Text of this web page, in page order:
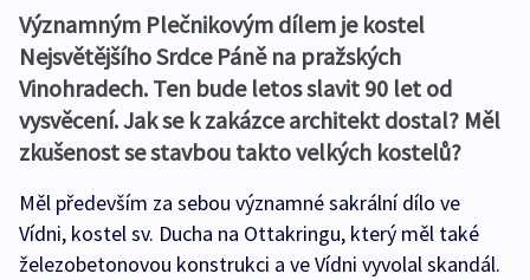
Významným Plečnikovým dílem je kostel
Nejsvětějšího Srdce Páně na pražských
Vinohradech. Ten bude letos slavit 90 let od
vysvěcení. Jak se k zakázce architekt dostal? Měl
zkušenost se stavbou takto velkých kostelů?
Měl především za sebou významné sakrální dílo ve
Vídni, kostel sv. Ducha na Ottakringu, který měl také
železobetonovou konstrukci a ve Vídni vyvolal skandál.